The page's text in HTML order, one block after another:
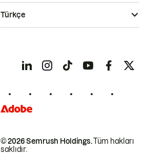
© 2026 Semrush Holdings.Tüm hakları
saklıdır.
Türkçe